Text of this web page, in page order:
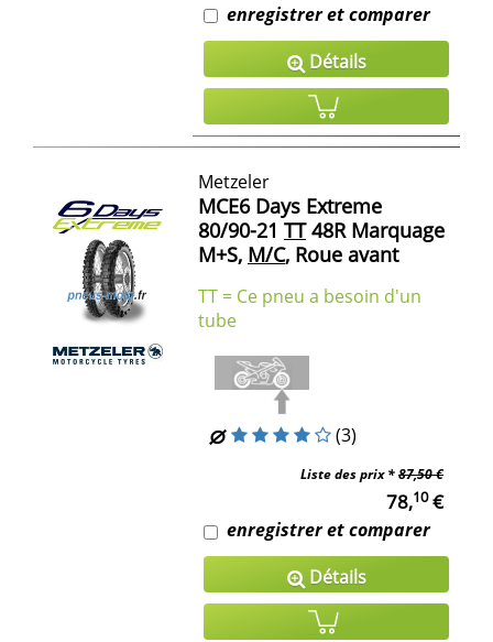
enregistrer et comparer
Détails
Metzeler
MCE6 Days Extreme
80/90-21 TT48R Marquage
M+S, M/C, Roue avant
TT = Ce pneu a besoin d'un
tube
(3)
Liste des prix *87,50 €
78,10€
enregistrer et comparer
Détails